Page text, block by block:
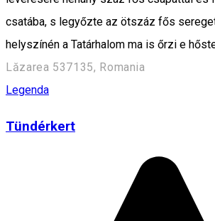
csatába, s legyőzte az ötszáz fős
helyszínén a Tatárhalom ma is őrzi e
Lăzarea 537135, Romania
Legenda
Tündérkert